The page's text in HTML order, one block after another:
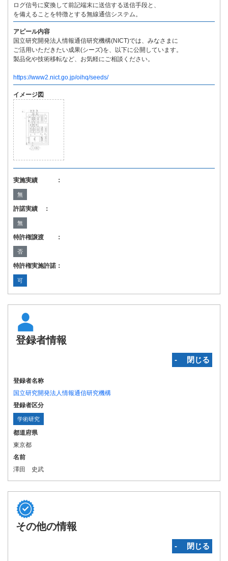
ログ信号に変換して前記端末に送信する送信手段と、
を備えることを特徴とする無線通信システム。
アピール内容
国立研究開発法人情報通信研究機構(NICT)では、みなさまに
ご活用いただきたい成果(シーズ)を、以下に公開しています。
製品化や技術移転など、お気軽にご相談ください。
https://www2.nict.go.jp/oihq/seeds/
イメージ図
実施実績 ：
無
許諾実績 ：
無
特許権譲渡 ：
否
特許権実施許諾：
可
登録者情報
‐ 閉じる
登録者名称
国立研究開発法人情報通信研究機構
登録者区分
学術研究
都道府県
東京都
名前
澤田 史武
その他の情報
‐ 閉じる